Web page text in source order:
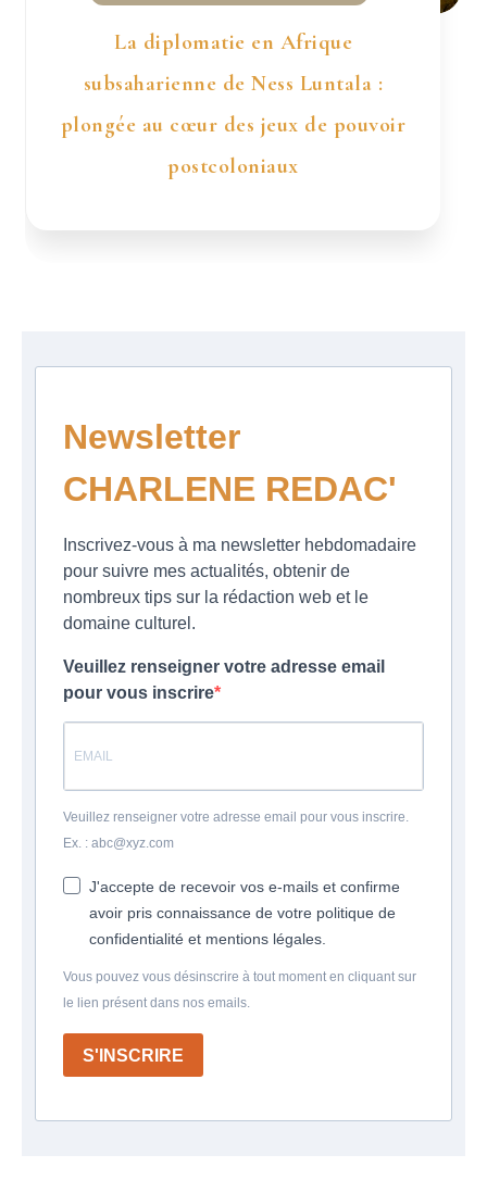
La diplomatie en Afrique
subsaharienne de Ness Luntala :
plongée au cœur des jeux de pouvoir
postcoloniaux
Newsletter
CHARLENE REDAC'
Inscrivez-vous à ma newsletter hebdomadaire
pour suivre mes actualités, obtenir de
nombreux tips sur la rédaction web et le
domaine culturel.
Veuillez renseigner votre adresse email
pour vous inscrire
Veuillez renseigner votre adresse email pour vous inscrire.
Ex. : abc@xyz.com
J'accepte de recevoir vos e-mails et confirme
avoir pris connaissance de votre politique de
confidentialité et mentions légales.
Vous pouvez vous désinscrire à tout moment en cliquant sur
le lien présent dans nos emails.
S'INSCRIRE